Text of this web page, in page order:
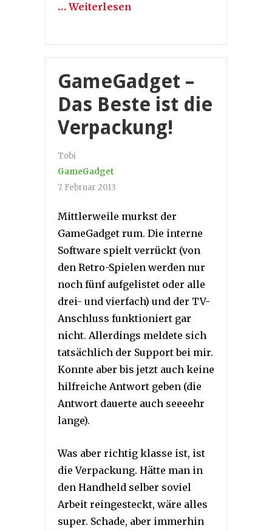
… Weiterlesen
GameGadget –
Das Beste ist die
Verpackung!
Tobi
GameGadget
7. Februar 2013
Mittlerweile murkst der
GameGadget rum. Die interne
Software spielt verrückt (von
den Retro-Spielen werden nur
noch fünf aufgelistet oder alle
drei- und vierfach) und der TV-
Anschluss funktioniert gar
nicht. Allerdings meldete sich
tatsächlich der Support bei mir.
Konnte aber bis jetzt auch keine
hilfreiche Antwort geben (die
Antwort dauerte auch seeeehr
lange).
Was aber richtig klasse ist, ist
die Verpackung. Hätte man in
den Handheld selber soviel
Arbeit reingesteckt, wäre alles
super. Schade, aber immerhin